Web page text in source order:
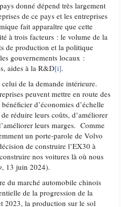
donné dépend très largement
de ce pays et les entreprises
fait apparaître que cette
à trois facteurs : le volume de la
de production et la politique
gouvernements locaux :
aides à la R&D[i].
de la demande intérieure.
peuvent mettre en route des
d’économies d’échelle
réduire leurs coûts, d’améliorer
leurs marges. Comme
un porte-parole de Volvo
de construire l’EX30 à
nos voitures là où nous
, 13 juin 2024).
du marché automobile chinois
de la progression de la
2023, la production sur le sol